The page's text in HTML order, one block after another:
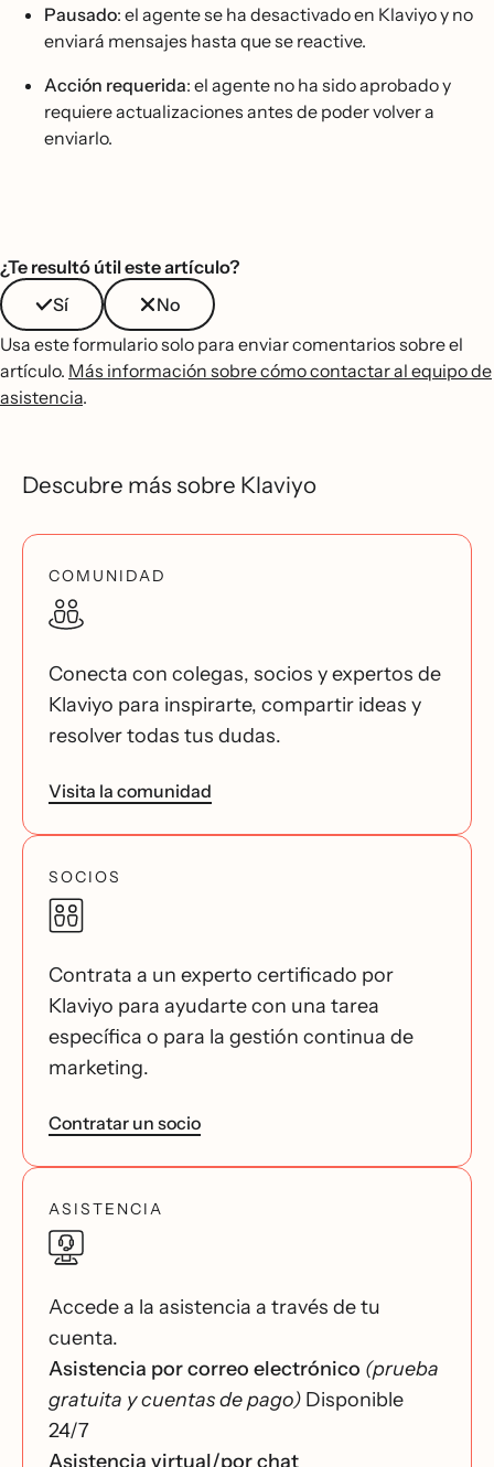
Pausado: el agente se ha desactivado en Klaviyo y no
enviará mensajes hasta que se reactive.
Acción requerida: el agente no ha sido aprobado y
requiere actualizaciones antes de poder volver a
enviarlo.
¿Te resultó útil este artículo?
Sí
No
Usa este formulario solo para enviar comentarios sobre el
artículo. Más información sobre cómo contactar al equipo de
asistencia.
Descubre más sobre Klaviyo
COMUNIDAD
Conecta con colegas, socios y expertos de
Klaviyo para inspirarte, compartir ideas y
resolver todas tus dudas.
Visita la comunidad
SOCIOS
Contrata a un experto certificado por
Klaviyo para ayudarte con una tarea
específica o para la gestión continua de
marketing.
Contratar un socio
ASISTENCIA
Accede a la asistencia a través de tu
cuenta.
Asistencia por correo electrónico (prueba
gratuita y cuentas de pago) Disponible
24/7
Asistencia virtual/por chat